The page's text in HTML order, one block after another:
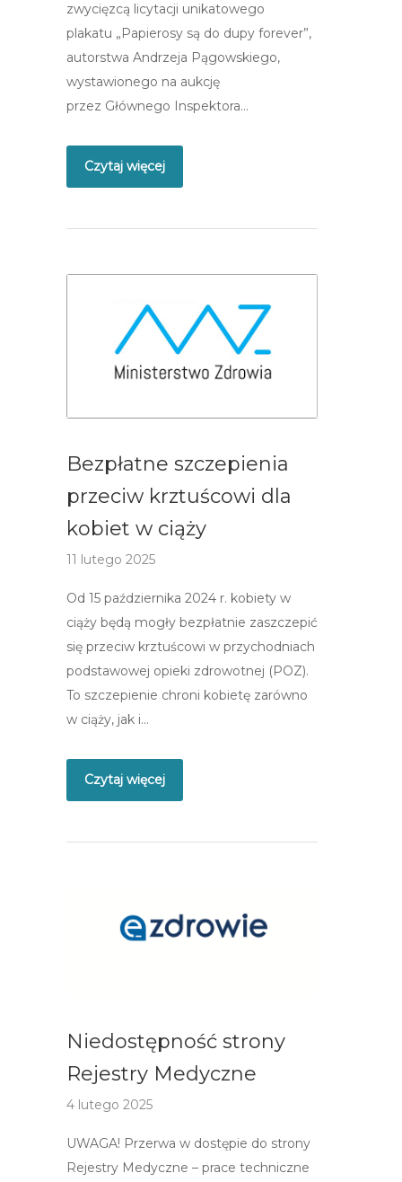
zwycięzcą licytacji unikatowego
plakatu „Papierosy są do dupy forever”,
autorstwa Andrzeja Pągowskiego,
wystawionego na aukcję
przez Głównego Inspektora…
Czytaj więcej
Bezpłatne szczepienia
przeciw krztuścowi dla
kobiet w ciąży
11 lutego 2025
Od 15 października 2024 r. kobiety w
ciąży będą mogły bezpłatnie zaszczepić
się przeciw krztuścowi w przychodniach
podstawowej opieki zdrowotnej (POZ).
To szczepienie chroni kobietę zarówno
w ciąży, jak i…
Czytaj więcej
Niedostępność strony
Rejestry Medyczne
4 lutego 2025
UWAGA! Przerwa w dostępie do strony
Rejestry Medyczne – prace techniczne